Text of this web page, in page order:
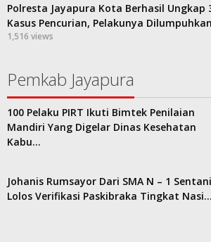
Polresta Jayapura Kota Berhasil Ungkap
Kasus Pencurian, Pelakunya Dilumpuhkan
1,516 views
Pemkab Jayapura
100 Pelaku PIRT Ikuti Bimtek Penilaian
Mandiri Yang Digelar Dinas Kesehatan
Kabu…
Johanis Rumsayor Dari SMA N – 1 Sentani
Lolos Verifikasi Paskibraka Tingkat Nasi…